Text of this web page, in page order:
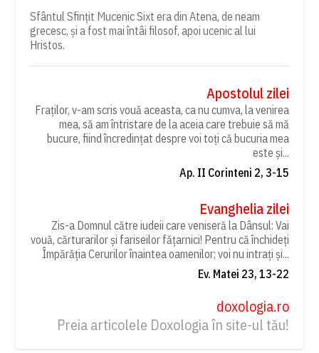
Sfântul Sfințit Mucenic Sixt era din Atena, de neam
grecesc, și a fost mai întâi filosof, apoi ucenic al lui
Hristos.
Apostolul zilei
Fraților, v-am scris vouă aceasta, ca nu cumva, la venirea
mea, să am întristare de la aceia care trebuie să mă
bucure, fiind încredințat despre voi toți că bucuria mea
este și...
Ap. II Corinteni 2, 3-15
Evanghelia zilei
Zis-a Domnul către iudeii care veniseră la Dânsul: Vai
vouă, cărturarilor și fariseilor fățarnici! Pentru că închideți
Împărăția Cerurilor înaintea oamenilor; voi nu intrați și...
Ev. Matei 23, 13-22
doxologia.ro
Preia articolele Doxologia în site-ul tău!